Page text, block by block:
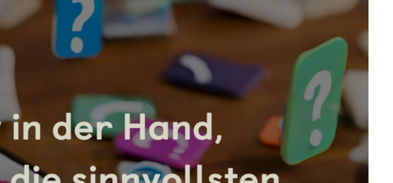
Standorte
Berlin
Kaiserslautern
Leipzig
München